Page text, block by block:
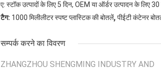
ए: स्टॉक उत्पादों के लिए 5 दिन, OEM या ऑर्डर उत्पादन के लिए 30
टैग: 1000 मिलीलीटर स्पष्ट प्लास्टिक की बोतलें, पीईटी कंटेनर
सम्पर्क करने का विवरण
ZHANGZHOU SHENGMING INDUSTRY AND